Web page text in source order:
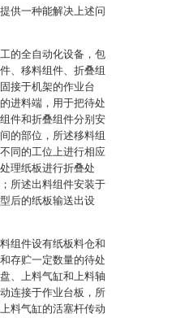
供一种能解决上述问
的全自动化设备，包
、移料组件、折叠组
接于机架的作业台
进料端，用于把待处
件和折叠组件分别安
的部位，所述移料组
同的工位上进行相应
理纸板进行折叠处
所述出料组件安装于
后的纸板输送出设
组件设有纸板料仓和
存贮一定数量的待处
、上料气缸和上料轴
连接于作业台板，所
料气缸的活塞杆传动